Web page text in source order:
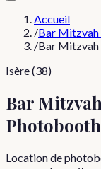
Accueil
/Bar Mitzvah
/Bar Mitzvah
Isère (38)
Bar
Location de